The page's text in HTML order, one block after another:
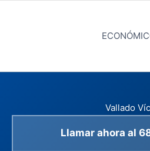
Vallado
Llamar ahora al